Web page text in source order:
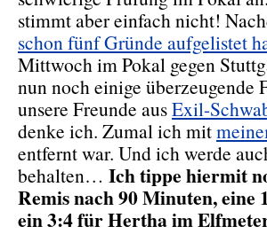
stimmt aber einfach nicht!
schon fünf Gründe aufgelistet
Mittwoch im Pokal gegen
nun noch einige überzeugende
unsere Freunde ausExil-
denke ich. Zumal ich mit
entfernt war. Und ich werde
behalten… Ich tippe hiermit
Remis nach 90 Minuten, eine
ein 3:4 für Hertha im